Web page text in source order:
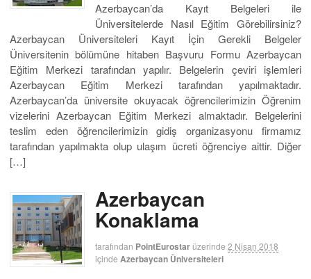
Azerbaycan’da Kayıt Belgeleri ile
Üniversitelerde Nasıl Eğitim Görebilirsiniz?
Azerbaycan Üniversiteleri Kayıt İçin Gerekli Belgeler
Üniversitenin bölümüne hitaben Başvuru Formu Azerbaycan
Eğitim Merkezi tarafından yapılır. Belgelerin çeviri işlemleri
Azerbaycan Eğitim Merkezi tarafından yapılmaktadır.
Azerbaycan’da üniversite okuyacak öğrencilerimizin Öğrenim
vizelerini Azerbaycan Eğitim Merkezi almaktadır. Belgelerini
teslim eden öğrencilerimizin gidiş organizasyonu firmamız
tarafından yapılmakta olup ulaşım ücreti öğrenciye aittir. Diğer
[…]
Azerbaycan
Konaklama
tarafından PointEurostarüzerinde 2 Nisan 2018
içinde Azerbaycan Üniversiteleri